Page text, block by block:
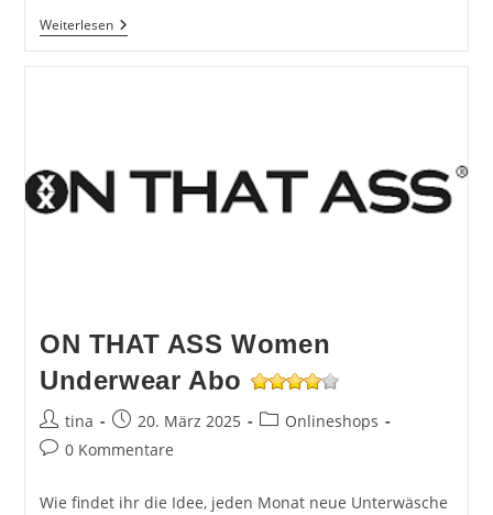
WeiterlesenON
THAT
ON THAT ASS Women
Underwear Abo
Beitrags-
Autor:
tina
Beitrag
veröffentlicht:
20. März 2025
Beitrags-
Onlineshops
Beitrags-
0 Kommentare
Wie findet ihr die Idee, jeden Monat neue Unterwäsche